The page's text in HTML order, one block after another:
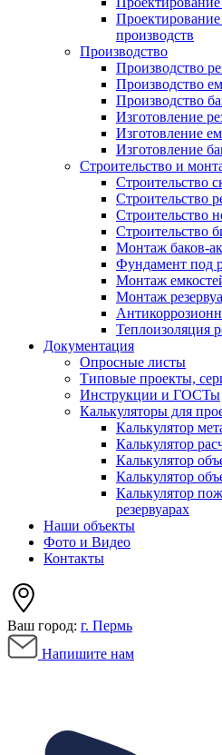
производств
Производство
Производство
Производство
Производство
Изготовление
Изготовление
Изготовление
Строительство и
Строительство
Строительство
Строительство
Строительство
Монтаж баков-
Фундамент под
Монтаж
Монтаж
Теплоизоляция
Документация
Опросные листы
Типовые проекты,
Инструкции и ГОСТы
Калькуляторы для
Калькулятор
Калькулятор
Калькулятор
Калькулятор
Калькулятор
резервуарах
Наши объекты
Фото и Видео
Контакты
Ваш город: г. Пермь
Напишите нам